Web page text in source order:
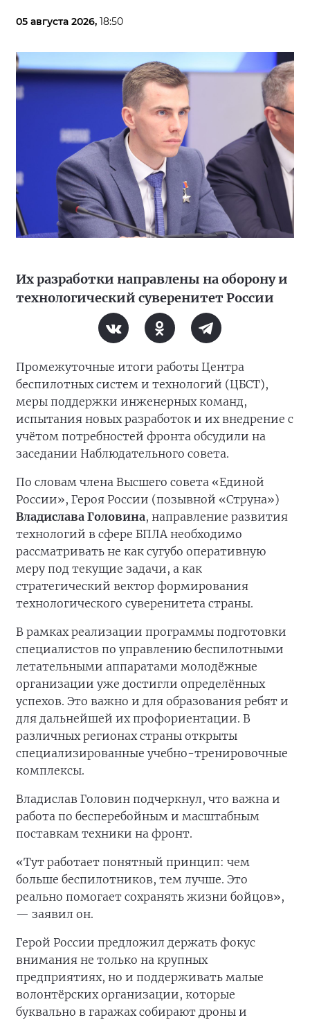
05 августа 2026, 18:50
Их разработки направлены на оборону и
технологический суверенитет России
Промежуточные итоги работы Центра
беспилотных систем и технологий (ЦБСТ),
меры поддержки инженерных команд,
испытания новых разработок и их внедрение с
учётом потребностей фронта обсудили на
заседании Наблюдательного совета.
По словам члена Высшего совета «Единой
России», Героя России (позывной «Струна»)
Владислава Головина, направление развития
технологий в сфере БПЛА необходимо
рассматривать не как сугубо оперативную
меру под текущие задачи, а как
стратегический вектор формирования
технологического суверенитета страны.
В рамках реализации программы подготовки
специалистов по управлению беспилотными
летательными аппаратами молодёжные
организации уже достигли определённых
успехов. Это важно и для образования ребят и
для дальнейшей их профориентации. В
различных регионах страны открыты
специализированные учебно-тренировочные
комплексы.
Владислав Головин подчеркнул, что важна и
работа по бесперебойным и масштабным
поставкам техники на фронт.
«Тут работает понятный принцип: чем
больше беспилотников, тем лучше. Это
реально помогает сохранять жизни бойцов»,
— заявил он.
Герой России предложил держать фокус
внимания не только на крупных
предприятиях, но и поддерживать малые
волонтёрских организации, которые
буквально в гаражах собирают дроны и